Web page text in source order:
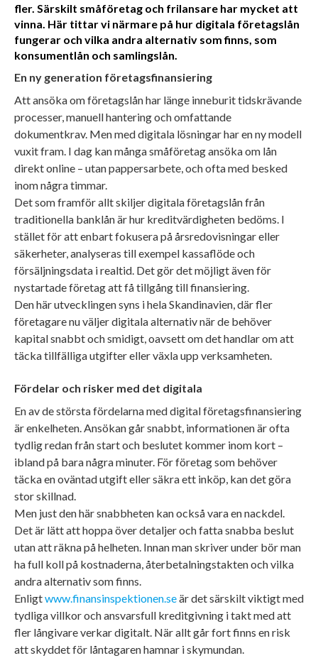
fler. Särskilt småföretag och frilansare har mycket att
vinna. Här tittar vi närmare på hur digitala företagslån
fungerar och vilka andra alternativ som finns, som
konsumentlån och samlingslån.
En ny generation företagsfinansiering
Att ansöka om företagslån har länge inneburit tidskrävande
processer, manuell hantering och omfattande
dokumentkrav. Men med digitala lösningar har en ny modell
vuxit fram. I dag kan många småföretag ansöka om lån
direkt online – utan pappersarbete, och ofta med besked
inom några timmar.
Det som framför allt skiljer digitala företagslån från
traditionella banklån är hur kreditvärdigheten bedöms. I
stället för att enbart fokusera på årsredovisningar eller
säkerheter, analyseras till exempel kassaflöde och
försäljningsdata i realtid. Det gör det möjligt även för
nystartade företag att få tillgång till finansiering.
Den här utvecklingen syns i hela Skandinavien, där fler
företagare nu väljer digitala alternativ när de behöver
kapital snabbt och smidigt, oavsett om det handlar om att
täcka tillfälliga utgifter eller växla upp verksamheten.
Fördelar och risker med det digitala
En av de största fördelarna med digital företagsfinansiering
är enkelheten. Ansökan går snabbt, informationen är ofta
tydlig redan från start och beslutet kommer inom kort –
ibland på bara några minuter. För företag som behöver
täcka en oväntad utgift eller säkra ett inköp, kan det göra
stor skillnad.
Men just den här snabbheten kan också vara en nackdel.
Det är lätt att hoppa över detaljer och fatta snabba beslut
utan att räkna på helheten. Innan man skriver under bör man
ha full koll på kostnaderna, återbetalningstakten och vilka
andra alternativ som finns.
Enligtwww.finansinspektionen.seär det särskilt viktigt med
tydliga villkor och ansvarsfull kreditgivning i takt med att
fler långivare verkar digitalt. När allt går fort finns en risk
att skyddet för låntagaren hamnar i skymundan.